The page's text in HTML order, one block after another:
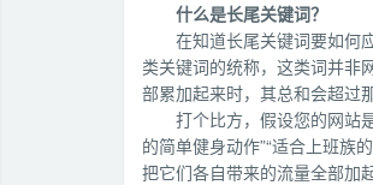
什么是长尾关键词？
在知道长尾关键词要如何
类关键词的统称，这类词并非
部累加起来时，其总和会超过
打个比方，假设您的网站
的简单健身动作”“适合上班族
把它们各自带来的流量全部加